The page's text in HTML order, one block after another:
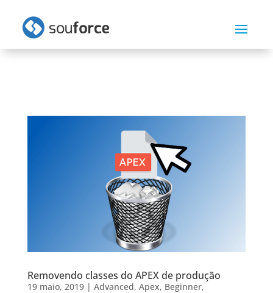
Removendo classes do APEX de produção
19 maio, 2019| Advanced, Apex, Beginner,